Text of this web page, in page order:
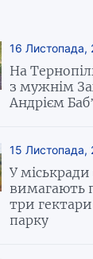
16 Листопада,
На
з мужнім
Андрієм
15 Листопада,
У
вимагають
три
парку